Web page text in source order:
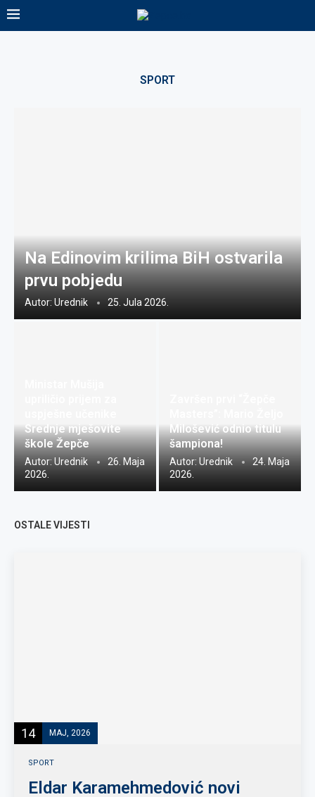
SPORT
Na Edinovim krilima BiH ostvarila
prvu pobjedu
Autor: Urednik 25. Jula 2026.
Srednje mješovite
škole Žepče
Autor: Urednik
26. Maja
2026.
Milošević odnio titulu
šampiona!
Autor: Urednik
24. Maja
2026.
OSTALE VIJESTI
14 MAJ, 2026
SPORT
Eldar Karamehmedović novi